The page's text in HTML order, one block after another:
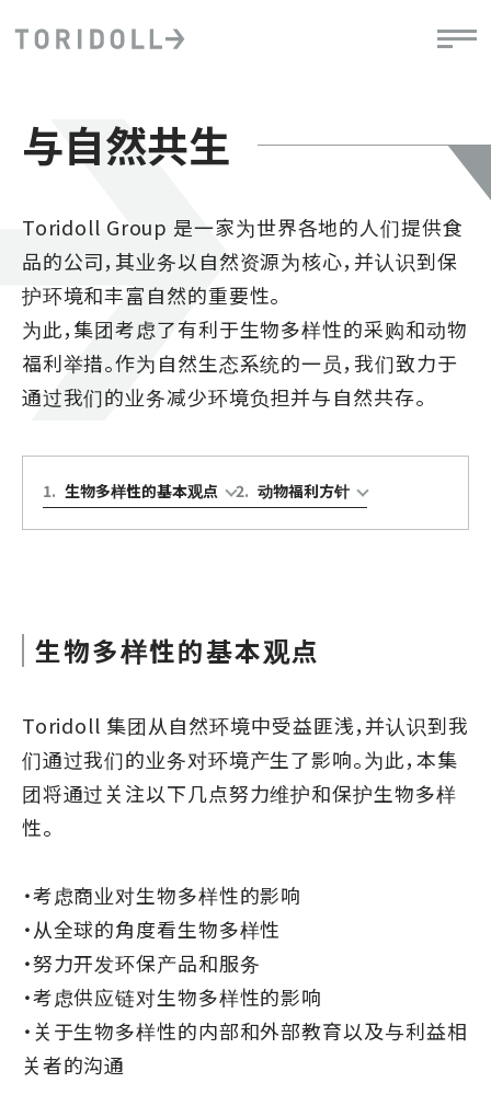
与自然共生
Toridoll Group 是一家为世界各地的人们提供食
品的公司，其业务以自然资源为核心，并认识到保
护环境和丰富自然的重要性。
为此，集团考虑了有利于生物多样性的采购和动物
福利举措。作为自然生态系统的一员，我们致力于
通过我们的业务减少环境负担并与自然共存。
1. 生物多样性的基本观点 2. 动物福利方针
生物多样性的基本观点
Toridoll 集团从自然环境中受益匪浅，并认识到我
们通过我们的业务对环境产生了影响。为此，本集
团将通过关注以下几点努力维护和保护生物多样
性。
・考虑商业对生物多样性的影响
・从全球的角度看生物多样性
・努力开发环保产品和服务
・考虑供应链对生物多样性的影响
・关于生物多样性的内部和外部教育以及与利益相
关者的沟通